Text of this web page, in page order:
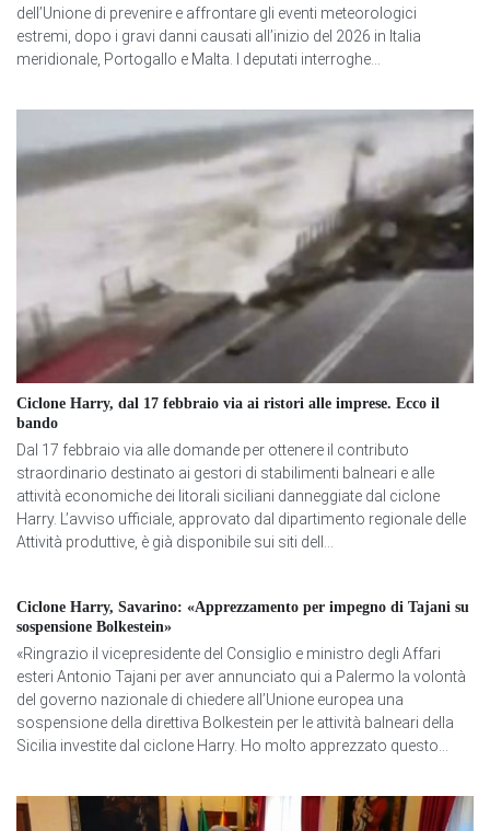
dell’Unione di prevenire e affrontare gli eventi meteorologici
estremi, dopo i gravi danni causati all’inizio del 2026 in Italia
meridionale, Portogallo e Malta. I deputati interroghe...
Ciclone Harry, dal 17 febbraio via ai ristori alle imprese. Ecco il
bando
Dal 17 febbraio via alle domande per ottenere il contributo
straordinario destinato ai gestori di stabilimenti balneari e alle
attività economiche dei litorali siciliani danneggiate dal ciclone
Harry. L’avviso ufficiale, approvato dal dipartimento regionale delle
Attività produttive, è già disponibile sui siti dell...
Ciclone Harry, Savarino: «Apprezzamento per impegno di Tajani su
sospensione Bolkestein»
«Ringrazio il vicepresidente del Consiglio e ministro degli Affari
esteri Antonio Tajani per aver annunciato qui a Palermo la volontà
del governo nazionale di chiedere all’Unione europea una
sospensione della direttiva Bolkestein per le attività balneari della
Sicilia investite dal ciclone Harry. Ho molto apprezzato questo...